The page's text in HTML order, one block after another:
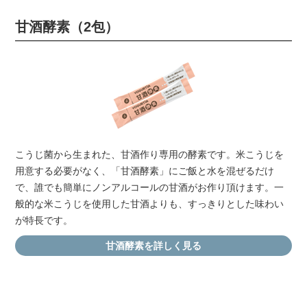
甘酒酵素（2包）
こうじ菌から生まれた、甘酒作り専用の酵素です。米こうじを
用意する必要がなく、「甘酒酵素」にご飯と水を混ぜるだけ
で、誰でも簡単にノンアルコールの甘酒がお作り頂けます。一
般的な米こうじを使用した甘酒よりも、すっきりとした味わい
が特長です。
甘酒酵素を詳しく見る